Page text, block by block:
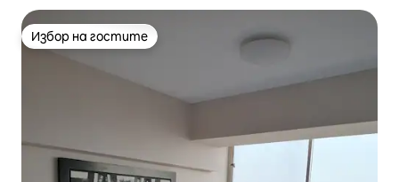
Избор на гостите
Избор на гостите